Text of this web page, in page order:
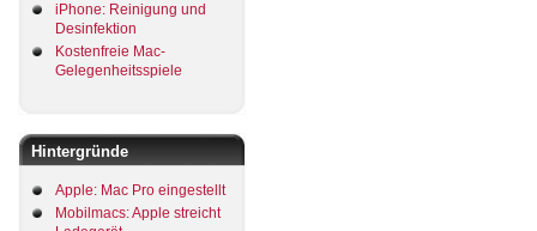
iPhone: Reinigung und
Desinfektion
Kostenfreie Mac-
Gelegenheitsspiele
Hintergründe
Apple: Mac Pro eingestellt
Mobilmacs: Apple streicht